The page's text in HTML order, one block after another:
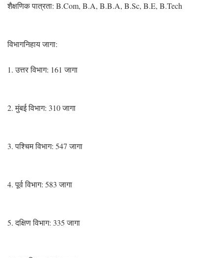
शैक्षणिक पात्रता: B.Com, B.A, B.B.A, B.Sc, B.E, B.Tech
विभागनिहाय जागा:
1. उत्तर विभाग: 161 जागा
2. मुंबई विभाग: 310 जागा
3. पश्चिम विभाग: 547 जागा
4. पूर्व विभाग: 583 जागा
5. दक्षिण विभाग: 335 जागा